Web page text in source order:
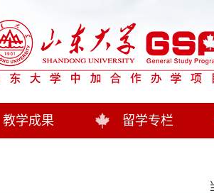
教学成果 留学专栏